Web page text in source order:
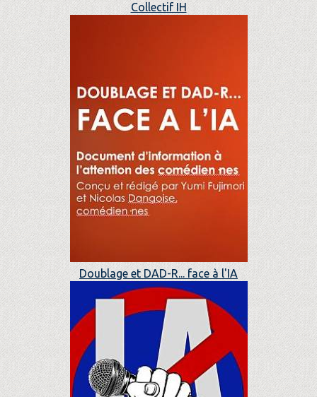
Collectif IH
Doublage et DAD-R... face à l'IA